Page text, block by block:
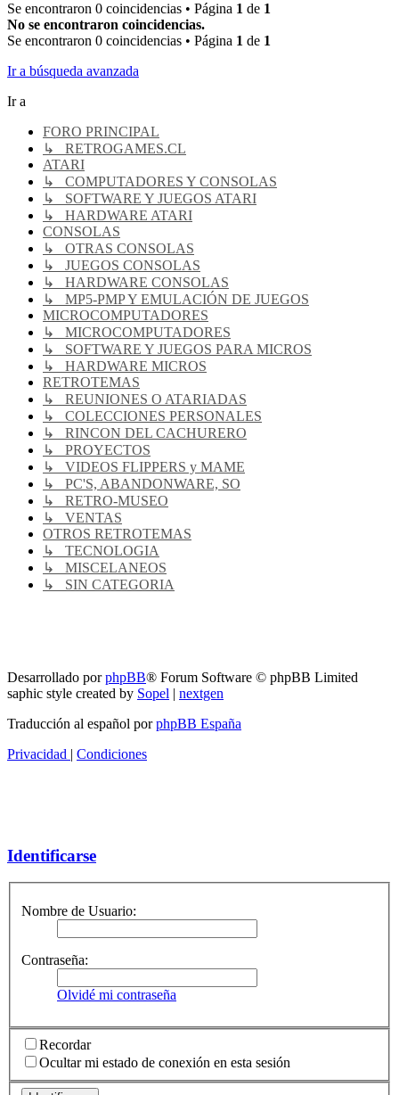
Se encontraron 0 coincidencias • Página 1 de 1
No se encontraron coincidencias.
Se encontraron 0 coincidencias • Página 1 de 1
Ir a búsqueda avanzada
Ir a
FORO PRINCIPAL
↳ RETROGAMES.CL
ATARI
↳ COMPUTADORES Y CONSOLAS
↳ SOFTWARE Y JUEGOS ATARI
↳ HARDWARE ATARI
CONSOLAS
↳ OTRAS CONSOLAS
↳ JUEGOS CONSOLAS
↳ HARDWARE CONSOLAS
↳ MP5-PMP Y EMULACIÓN DE JUEGOS
MICROCOMPUTADORES
↳ MICROCOMPUTADORES
↳ SOFTWARE Y JUEGOS PARA MICROS
↳ HARDWARE MICROS
RETROTEMAS
↳ REUNIONES O ATARIADAS
↳ COLECCIONES PERSONALES
↳ RINCON DEL CACHURERO
↳ PROYECTOS
↳ VIDEOS FLIPPERS y MAME
↳ PC'S, ABANDONWARE, SO
↳ RETRO-MUSEO
↳ VENTAS
OTROS RETROTEMAS
↳ TECNOLOGIA
↳ MISCELANEOS
↳ SIN CATEGORIA
Desarrollado porphpBB® Forum Software © phpBB Limited
saphic style created by Sopel | nextgen
Traducción al español porphpBB España
Privacidad | Condiciones
Identificarse
Nombre de Usuario:
Contraseña:
Olvidé mi contraseña
Recordar
Ocultar mi estado de conexión en esta sesión